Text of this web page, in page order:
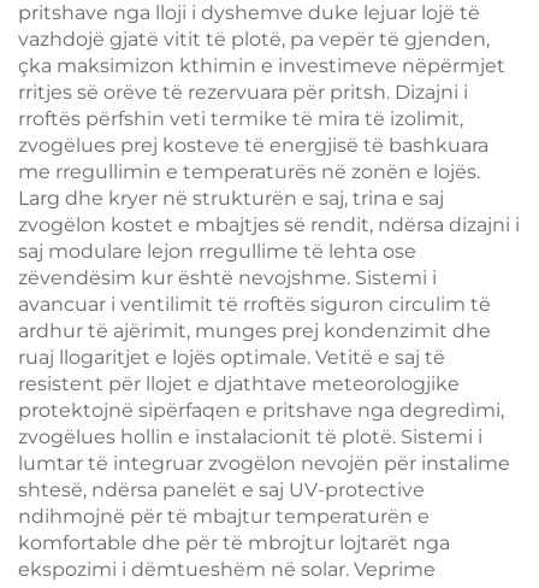
pritshave nga lloji i dyshemve duke lejuar lojë të
vazhdojë gjatë vitit të plotë, pa vepër të gjenden,
çka maksimizon kthimin e investimeve nëpërmjet
rritjes së orëve të rezervuara për pritsh. Dizajni i
rroftës përfshin veti termike të mira të izolimit,
zvogëlues prej kosteve të energjisë të bashkuara
me rregullimin e temperaturës në zonën e lojës.
Larg dhe kryer në strukturën e saj, trina e saj
zvogëlon kostet e mbajtjes së rendit, ndërsa dizajni i
saj modulare lejon rregullime të lehta ose
zëvendësim kur është nevojshme. Sistemi i
avancuar i ventilimit të rroftës siguron circulim të
ardhur të ajërimit, munges prej kondenzimit dhe
ruaj llogaritjet e lojës optimale. Vetitë e saj të
resistent për llojet e djathtave meteorologjike
protektojnë sipërfaqen e pritshave nga degredimi,
zvogëlues hollin e instalacionit të plotë. Sistemi i
lumtar të integruar zvogëlon nevojën për instalime
shtesë, ndërsa panelët e saj UV-protective
ndihmojnë për të mbajtur temperaturën e
komfortable dhe për të mbrojtur lojtarët nga
ekspozimi i dëmtueshëm në solar. Veprime